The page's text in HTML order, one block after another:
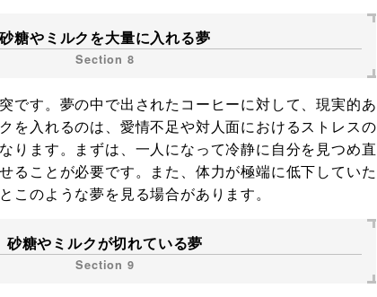
砂糖やミルクを大量に入れる夢
です。夢の中で出されたコーヒーに対して、現実的あ
を入れるのは、愛情不足や対人面におけるストレスの
ります。まずは、一人になって冷静に自分を見つめ直
ることが必要です。また、体力が極端に低下していた
このような夢を見る場合があります。
砂糖やミルクが切れている夢